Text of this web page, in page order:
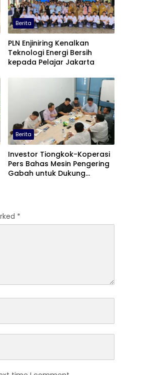
Berita
PLN Enjiniring Kenalkan
Teknologi Energi Bersih
kepada Pelajar Jakarta
Berita
Investor Tiongkok-Koperasi
Pers Bahas Mesin Pengering
Gabah untuk Dukung
*